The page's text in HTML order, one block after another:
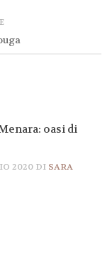
oasi di
2020DI SARA